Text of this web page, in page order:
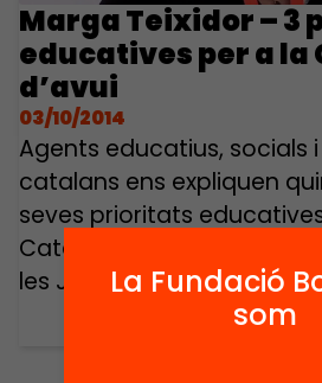
Marga Teixidor – 3
educatives per a la
d’avui
03/10/2014
Agents educatius, socials
catalans ens expliquen
seves prioritats
Catalunya d’avui.
les Jornades Educació
La Fundació
som